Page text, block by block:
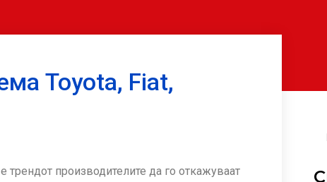
Toyota, Fiat,
трендот производителите да го откажуваат